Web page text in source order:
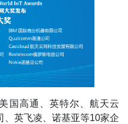
国高通、英特尔、航天云
、英飞凌、诺基亚等10家企